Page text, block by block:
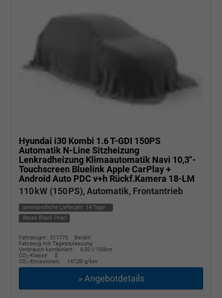
Hyundai i30 Kombi 1.6 T-GDI 150PS
Automatik N-Line Sitzheizung
Lenkradheizung Klimaautomatik Navi 10,3"-
Touchscreen Bluelink Apple CarPlay +
Android Auto PDC v+h Rückf.Kamera 18-LM
110 kW (150 PS), Automatik, Frontantrieb
unverbindliche Lieferzeit: 14 Tage
Abyss Black Pearl
Fahrzeugnr.: 511770
Benzin
Fahrzeug mit Tageszulassung
Verbrauch kombiniert:
6,50 l/100km
CO2-Klasse:
E
CO2-Emissionen: 147,00 g/km
» Angebotdetails